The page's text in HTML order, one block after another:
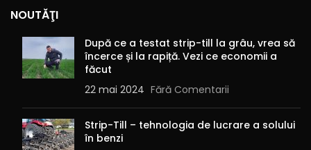
NOUTĂŢI
După ce a testat strip-till la grâu, vrea să
încerce și la rapiță. Vezi ce economii a
făcut
22 mai 2024 Fără Comentarii
Strip-Till – tehnologia de lucrare a solului
în benzi